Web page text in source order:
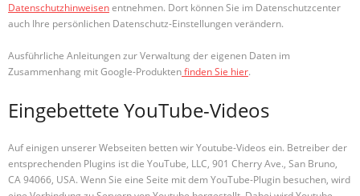
Datenschutzhinweisenentnehmen. Dort können Sie im Datenschutzcenter
auch Ihre persönlichen Datenschutz-Einstellungen verändern.
Ausführliche Anleitungen zur Verwaltung der eigenen Daten im
Zusammenhang mit Google-Produktenfinden Sie hier.
Eingebettete YouTube-Videos
Auf einigen unserer Webseiten betten wir Youtube-Videos ein. Betreiber der
entsprechenden Plugins ist die YouTube, LLC, 901 Cherry Ave., San Bruno,
CA 94066, USA. Wenn Sie eine Seite mit dem YouTube-Plugin besuchen, wird